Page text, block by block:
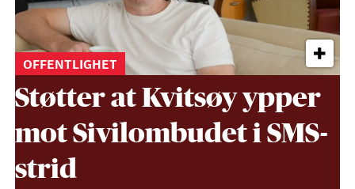
OFFENTLIGHET
Støtter at Kvitsøy ypper
mot Sivil­ombudet i SMS-
strid